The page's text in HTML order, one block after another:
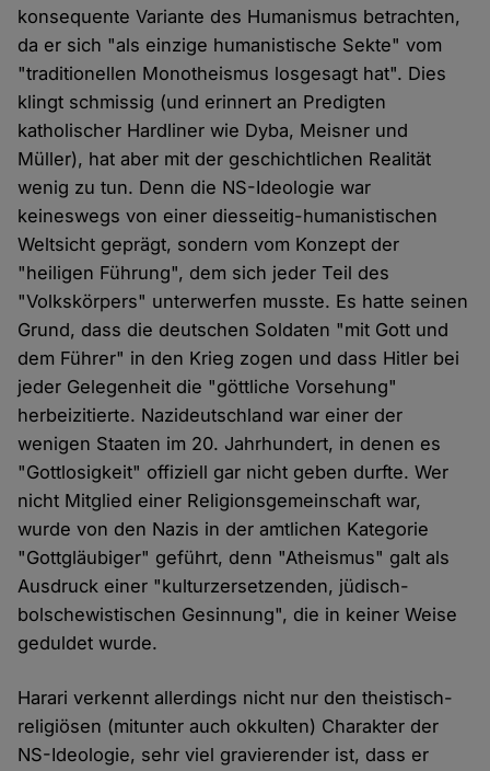
konsequente Variante des Humanismus betrachten,
da er sich "als einzige humanistische Sekte" vom
"traditionellen Monotheismus losgesagt hat". Dies
klingt schmissig (und erinnert an Predigten
katholischer Hardliner wie Dyba, Meisner und
Müller), hat aber mit der geschichtlichen Realität
wenig zu tun. Denn die NS-Ideologie war
keineswegs von einer diesseitig-humanistischen
Weltsicht geprägt, sondern vom Konzept der
"heiligen Führung", dem sich jeder Teil des
"Volkskörpers" unterwerfen musste. Es hatte seinen
Grund, dass die deutschen Soldaten "mit Gott und
dem Führer" in den Krieg zogen und dass Hitler bei
jeder Gelegenheit die "göttliche Vorsehung"
herbeizitierte. Nazideutschland war einer der
wenigen Staaten im 20. Jahrhundert, in denen es
"Gottlosigkeit" offiziell gar nicht geben durfte. Wer
nicht Mitglied einer Religionsgemeinschaft war,
wurde von den Nazis in der amtlichen Kategorie
"Gottgläubiger" geführt, denn "Atheismus" galt als
Ausdruck einer "kulturzersetzenden, jüdisch-
bolschewistischen Gesinnung", die in keiner Weise
geduldet wurde.
Harari verkennt allerdings nicht nur den theistisch-
religiösen (mitunter auch okkulten) Charakter der
NS-Ideologie, sehr viel gravierender ist, dass er